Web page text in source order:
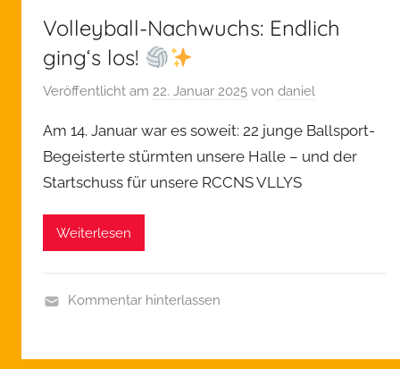
Volleyball-Nachwuchs: Endlich
ging‘s los!
Veröffentlicht am 22. Januar 2025 von daniel
Am 14. Januar war es soweit: 22 junge Ballsport-
Begeisterte stürmten unsere Halle – und der
Startschuss für unsere RCCNS VLLYS
Weiterlesen
Kommentar hinterlassen